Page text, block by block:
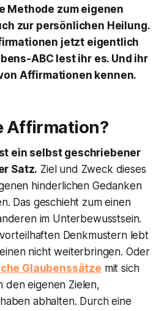
Methode zum eigenen
zur persönlichen Heilung.
jetzt eigentlich
ABC lest ihr es. Und ihr
Affirmationen kennen.
Affirmation?
ein selbst geschriebener
Satz. Ziel und Zweck dieses
hinderlichen Gedanken
Das geschieht zum einen
im Unterbewusstsein.
Denkmustern lebt
nicht weiterbringen. Oder
Glaubenssätze mit sich
den eigenen Zielen,
abhalten. Durch eine